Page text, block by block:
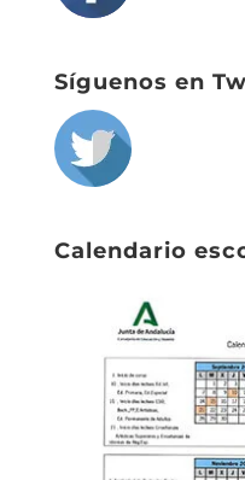
Síguenos en
Calendario